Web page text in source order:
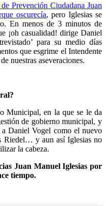
Prevención Ciudadana Juan
oscurecía, pero Iglesias se
En menos de 3 minutos de
¡oh casualidad! dirige Daniel
para su medio días
que esgrime el Intendente
nuestras aseveraciones.
Municipal, en la que se le da
de gobierno municipal, y
Daniel Vogel como el nuevo
Riedel… y aun así Iglesias no
la cabeza.
Juan Manuel Iglesias por
tiempo.